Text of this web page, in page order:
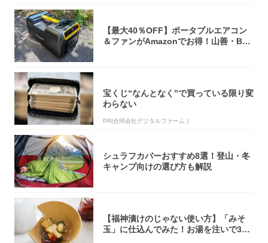
【最大40％OFF】ポータブルエアコン
＆ファンがAmazonでお得！山善・Bo
宝くじ“なんとなく”で買っている限り変
わらない
PR(合同会社デジタルファーム )
シュラフカバーおすすめ8選！登山・冬
キャンプ向けの選び方も解説
【福神漬けのじゃない使い方】「みそ
玉」に仕込んでみた！お湯を注いで30